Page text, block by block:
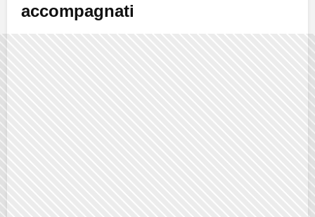
accompagnati